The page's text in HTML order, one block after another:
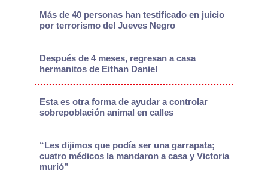
Más de 40 personas han testificado en juicio
por terrorismo del Jueves Negro
Después de 4 meses, regresan a casa
hermanitos de Eithan Daniel
Esta es otra forma de ayudar a controlar
sobrepoblación animal en calles
“Les dijimos que podía ser una garrapata;
cuatro médicos la mandaron a casa y Victoria
murió”